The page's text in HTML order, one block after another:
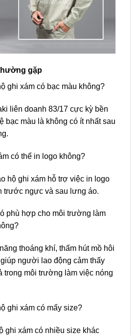
gặp
ghi xám có bạc màu không?
liên doanh 83/17 cực kỳ bền
bạc màu là không có ít nhất sau
có thể in logo không?
hộ ghi xám hỗ trợ việc in logo
trước ngực và sau lưng áo.
phù hợp cho môi trường làm
thoáng khí, thấm hút mồ hôi
người lao động cảm thấy
trong môi trường làm việc nóng
ghi xám có mấy size?
ghi xám có nhiều size khác